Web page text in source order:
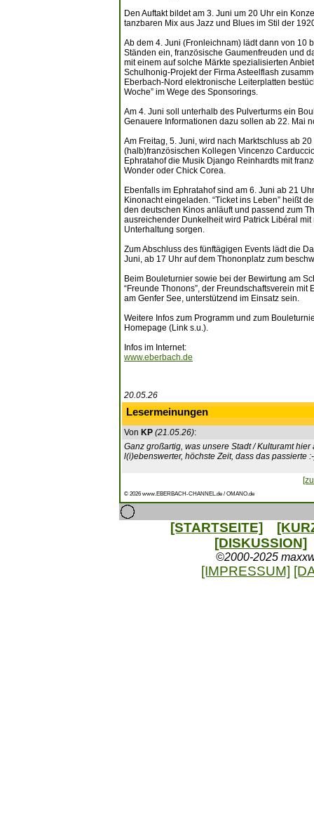
Den Auftakt bildet am 3. Juni um 20 Uhr ein
tanzbaren Mix aus Jazz und Blues im Stil der
Ab dem 4. Juni (Fronleichnam) lädt dann von 10
Ständen ein, französische Gaumenfreuden und
mit einem auf solche Märkte spezialisierten
Schulhonig-Projekt der Firma Asteelflash
Eberbach-Nord elektronische Leiterplatten
Woche” im Wege des Sponsorings.
Am 4. Juni soll unterhalb des Pulverturms ein
Genauere Informationen dazu sollen ab 22. Mai
Am Freitag, 5. Juni, wird nach Marktschluss ab
(halb)französischen Kollegen Vincenzo
Ephratahof die Musik Django Reinhardts mit
Wonder oder Chick Corea.
Ebenfalls im Ephratahof sind am 6. Juni ab 21
Kinonacht eingeladen. “Ticket ins Leben” heißt
den deutschen Kinos anläuft und passend zum
ausreichender Dunkelheit wird Patrick Libéral
Unterhaltung sorgen.
Zum Abschluss des fünftägigen Events lädt die
Juni, ab 17 Uhr auf dem Thononplatz zum
Beim Bouleturnier sowie bei der Bewirtung am
“Freunde Thonons”, der Freundschaftsverein
am Genfer See, unterstützend im Einsatz sein.
Weitere Infos zum Programm und zum
Homepage (Link s.u.).
Infos im Internet:
www.eberbach.de
20.05.26
Lesermeinungen
Von KP (21.05.26):
Ganz großartig, was unsere Stadt / Kulturamt
l(i)ebenswerter, höchste Zeit, dass das passierte
© 2026 www.EBERBACH-CHANNEL.de / OMANO.de
[STARTSEITE]
[DISKUSSION]
©2000-2025
[IMPRESSUM]